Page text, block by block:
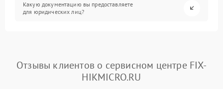
Какую документацию вы предоставляете
для юридических лиц?
Отзывы клиентов о сервисном центре FIX-
HIKMICRO.RU